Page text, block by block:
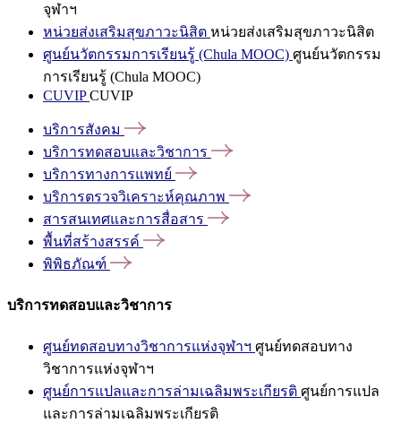
จุฬาฯ
หน่วยส่งเสริมสุขภาวะนิสิต หน่วยส่งเสริมสุขภาวะนิสิต
ศูนย์นวัตกรรมการเรียนรู้ (Chula MOOC) ศูนย์นวัตกรรม
การเรียนรู้ (Chula MOOC)
CUVIPCUVIP
บริการสังคม
บริการทดสอบและวิชาการ
บริการทางการแพทย์
บริการตรวจวิเคราะห์คุณภาพ
สารสนเทศและการสื่อสาร
พื้นที่สร้างสรรค์
พิพิธภัณฑ์
บริการทดสอบและวิชาการ
ศูนย์ทดสอบทางวิชาการแห่งจุฬาฯ ศูนย์ทดสอบทาง
วิชาการแห่งจุฬาฯ
ศูนย์การแปลและการล่ามเฉลิมพระเกียรติ ศูนย์การแปล
และการล่ามเฉลิมพระเกียรติ